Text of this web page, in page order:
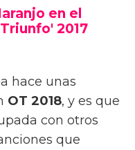
en el
2017
hace unas
OT 2018, y es que
con otros
que